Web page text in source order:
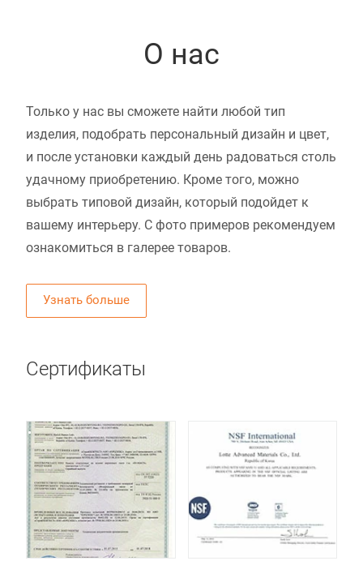
О нас
Только у нас вы сможете найти любой тип
изделия, подобрать персональный дизайн и цвет,
и после установки каждый день радоваться столь
удачному приобретению. Кроме того, можно
выбрать типовой дизайн, который подойдет к
вашему интерьеру. С фото примеров рекомендуем
ознакомиться в галерее товаров.
Узнать больше
Сертификаты